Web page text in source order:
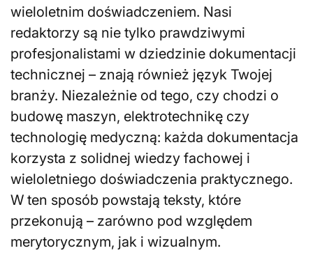
wieloletnim doświadczeniem. Nasi
redaktorzy są nie tylko prawdziwymi
profesjonalistami w dziedzinie dokumentacji
technicznej – znają również język Twojej
branży. Niezależnie od tego, czy chodzi o
budowę maszyn, elektrotechnikę czy
technologię medyczną: każda dokumentacja
korzysta z solidnej wiedzy fachowej i
wieloletniego doświadczenia praktycznego.
W ten sposób powstają teksty, które
przekonują – zarówno pod względem
merytorycznym, jak i wizualnym.